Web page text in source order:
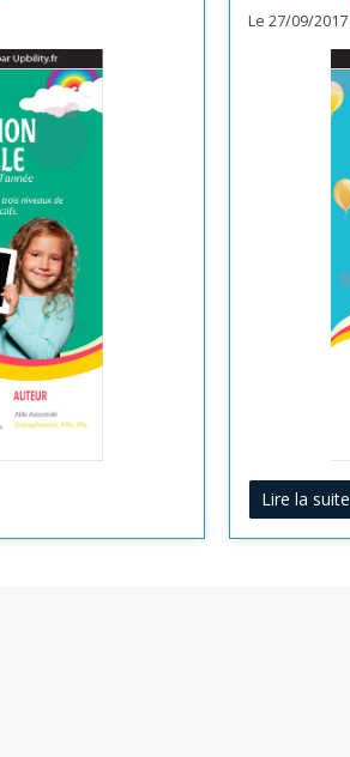
Le 27/09/2017
Lire la suite